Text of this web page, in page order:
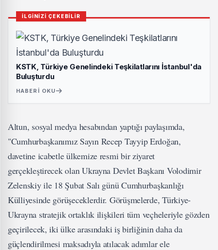
İLGİNİZİ ÇEKEBİLİR
KSTK, Türkiye Genelindeki Teşkilatlarını İstanbul'da
Buluşturdu
HABERI OKU
Altun, sosyal medya hesabından yaptığı paylaşımda,
"Cumhurbaşkanımız Sayın Recep Tayyip Erdoğan,
davetine icabetle ülkemize resmi bir ziyaret
gerçekleştirecek olan Ukrayna Devlet Başkanı Volodimir
Zelenskiy ile 18 Şubat Salı günü Cumhurbaşkanlığı
Külliyesinde görüşeceklerdir. Görüşmelerde, Türkiye-
Ukrayna stratejik ortaklık ilişkileri tüm veçheleriyle gözden
geçirilecek, iki ülke arasındaki iş birliğinin daha da
güçlendirilmesi maksadıyla atılacak adımlar ele